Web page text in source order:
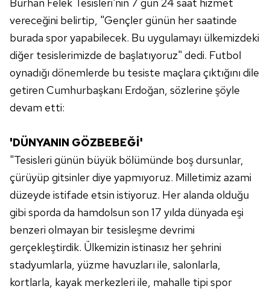
vereceğini belirtip, "Gençler günün her saatinde
burada spor yapabilecek. Bu uygulamayı ülkemizdeki
diğer tesislerimizde de başlatıyoruz" dedi. Futbol
oynadığı dönemlerde bu tesiste maçlara çıktığını dile
getiren Cumhurbaşkanı Erdoğan, sözlerine şöyle
devam etti:
'DÜNYANIN GÖZBEBEĞİ'
"Tesisleri günün büyük bölümünde boş dursunlar,
çürüyüp gitsinler diye yapmıyoruz. Milletimiz azami
düzeyde istifade etsin istiyoruz. Her alanda olduğu
gibi sporda da hamdolsun son 17 yılda dünyada eşi
benzeri olmayan bir tesisleşme devrimi
gerçekleştirdik. Ülkemizin istinasız her şehrini
stadyumlarla, yüzme havuzları ile, salonlarla,
kortlarla, kayak merkezleri ile, mahalle tipi spor